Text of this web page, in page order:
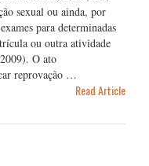
sexual ou ainda, por
para determinadas
ou outra atividade
O ato
reprovação …
Read Article